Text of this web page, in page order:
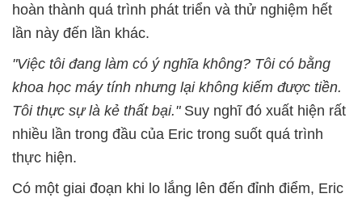
hoàn thành quá trình phát triển và thử nghiệm hết
lần này đến lần khác.
"Việc tôi đang làm có ý nghĩa không? Tôi có bằng
khoa học máy tính nhưng lại không kiếm được tiền.
Tôi thực sự là kẻ thất bại."Suy nghĩ đó xuất hiện rất
nhiều lần trong đầu của Eric trong suốt quá trình
thực hiện.
Có một giai đoạn khi lo lắng lên đến đỉnh điểm, Eric